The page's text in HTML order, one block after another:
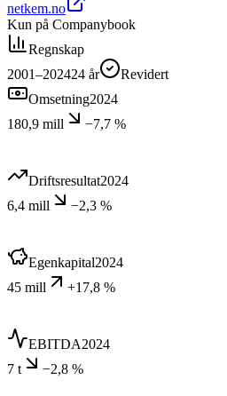
netkem.no
Kun på Companybook
Regnskap
2001–202424 år
Revidert
Omsetning2024
180,9 mill
−7,7 %
Driftsresultat2024
6,4 mill
−2,3 %
Egenkapital2024
45 mill
+17,8 %
EBITDA2024
7 t
−2,8 %